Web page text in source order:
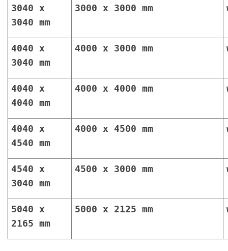
3040 x
3040 mm
3000 x 3000 mm
4040 x
3040 mm
4000 x 3000 mm
4040 x
4040 mm
4000 x 4000 mm
4040 x
4540 mm
4000 x 4500 mm
4540 x
3040 mm
4500 x 3000 mm
5040 x
2165 mm
5000 x 2125 mm